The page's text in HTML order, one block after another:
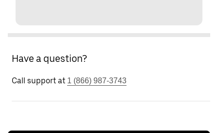
Have a question?
Call support at 1 (866) 987-3743